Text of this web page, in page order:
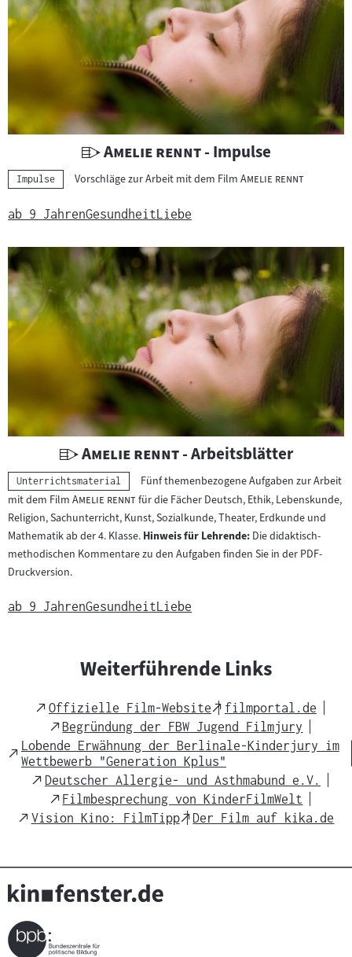
U
n
e
r
i
c
h
t
s
m
t
e
r
i
a
l
:
"
Amelie rennt"
- Impulse
Kategorie:
Impulse Vorschläge zur Arbeit mit dem Film "
Amelie rennt"
ab 9 JahrenGesundheitLiebe
U
n
t
e
r
r
h
m
t
e
r
i
a
l
:
"
Amelie rennt"
- Arbeitsblätter
Kategorie:
Unterrichtsmaterial
Fünf themenbezogene Aufgaben zur Arbeit
mit dem Film "
Amelie rennt"für die Fächer Deutsch, Ethik, Lebenskunde,
Religion, Sachunterricht, Kunst, Sozialkunde, Theater, Erdkunde und
Mathematik ab der 4. Klasse. Hinweis für Lehrende: Die didaktisch-
methodischen Kommentare zu den Aufgaben finden Sie in der PDF-
Druckversion.
ab 9 JahrenGesundheitLiebe
Weiterführende Links
External
Link
Offizielle Film-Website
External
Link
filmportal.de
External
Link
Begründung der FBW Jugend Filmjury
External
Link
Lobende Erwähnung der Berlinale-Kinderjury im
Wettbewerb "Generation Kplus"
External
Link
Deutscher Allergie- und Asthmabund e.V.
External
Link
Filmbesprechung von KinderFilmWelt
External
Vision Kino: FilmTipp
External
Der Film auf kika.de